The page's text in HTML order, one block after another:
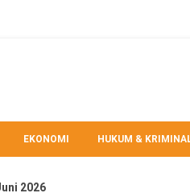
EKONOMI HUKUM &
2026